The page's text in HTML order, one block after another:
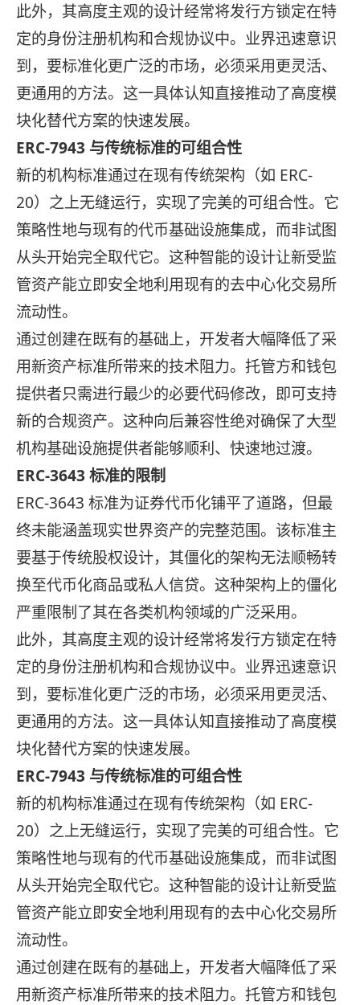
此外，其高度主观的设计经常将发行方锁定在特
定的身份注册机构和合规协议中。业界迅速意识
到，要标准化更广泛的市场，必须采用更灵活、
更通用的方法。这一具体认知直接推动了高度模
块化替代方案的快速发展。
ERC-7943 与传统标准的可组合性
新的机构标准通过在现有传统架构（如 ERC-
20）之上无缝运行，实现了完美的可组合性。它
策略性地与现有的代币基础设施集成，而非试图
从头开始完全取代它。这种智能的设计让新受监
管资产能立即安全地利用现有的去中心化交易所
流动性。
通过创建在既有的基础上，开发者大幅降低了采
用新资产标准所带来的技术阻力。托管方和钱包
提供者只需进行最少的必要代码修改，即可支持
新的合规资产。这种向后兼容性绝对确保了大型
机构基础设施提供者能够顺利、快速地过渡。
ERC-3643 标准的限制
ERC-3643 标准为证券代币化铺平了道路，但最
终未能涵盖现实世界资产的完整范围。该标准主
要基于传统股权设计，其僵化的架构无法顺畅转
换至代币化商品或私人信贷。这种架构上的僵化
严重限制了其在各类机构领域的广泛采用。
此外，其高度主观的设计经常将发行方锁定在特
定的身份注册机构和合规协议中。业界迅速意识
到，要标准化更广泛的市场，必须采用更灵活、
更通用的方法。这一具体认知直接推动了高度模
块化替代方案的快速发展。
ERC-7943 与传统标准的可组合性
新的机构标准通过在现有传统架构（如 ERC-
20）之上无缝运行，实现了完美的可组合性。它
策略性地与现有的代币基础设施集成，而非试图
从头开始完全取代它。这种智能的设计让新受监
管资产能立即安全地利用现有的去中心化交易所
流动性。
通过创建在既有的基础上，开发者大幅降低了采
用新资产标准所带来的技术阻力。托管方和钱包